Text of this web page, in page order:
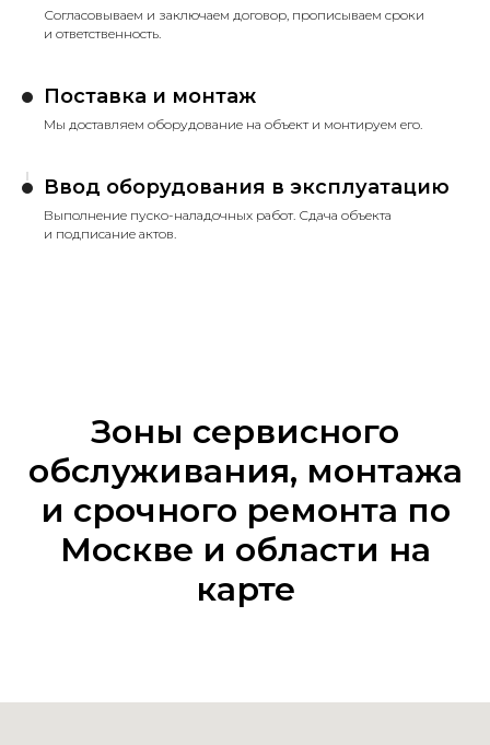
Согласовываем и заключаем договор, прописываем сроки
и ответственность.
Поставка и монтаж
Мы доставляем оборудование на объект и монтируем его.
Ввод оборудования в эксплуатацию
Выполнение пуско-наладочных работ. Сдача объекта
и подписание актов.
Зоны сервисного
обслуживания, монтажа
и срочного ремонта по
Москве и области на
карте